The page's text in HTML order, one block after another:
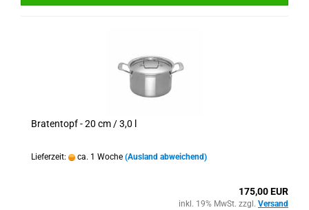
Bratentopf - 20 cm / 3,0 l
Lieferzeit: ca. 1 Woche (Ausland abweichend)
175,00 EUR
inkl. 19% MwSt. zzgl. Versand